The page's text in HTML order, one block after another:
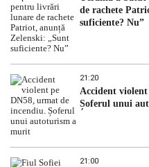
de rachete
suficiente? Nu”
21:20
Accident
Șoferul unui
21:00